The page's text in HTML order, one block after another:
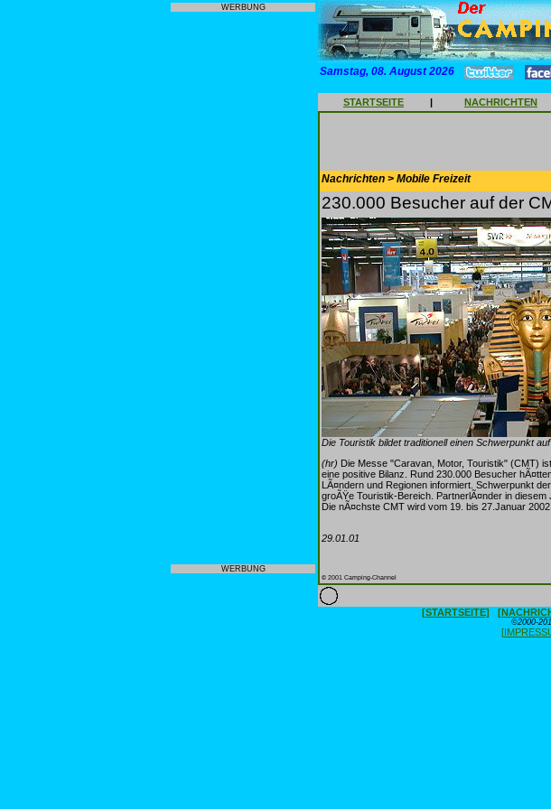
WERBUNG
WERBUNG
Samstag, 08. August 2026
STARTSEITE | NACHRICHTEN
Nachrichten > Mobile Freizeit
230.000 Besucher auf der
Die Touristik bildet traditionell einen Schwerpunkt
(hr) Die Messe "Caravan, Motor, Touristik" (CMT)
eine positive Bilanz. Rund 230.000 Besucher
LÃ¤ndern und Regionen informiert. Schwerpunkt
groÃŸe Touristik-Bereich. PartnerlÃ¤nder in
Die nÃ¤chste CMT wird vom 19. bis 27.Januar
29.01.01
© 2001 Camping-Channel
[STARTSEITE]
©2000-